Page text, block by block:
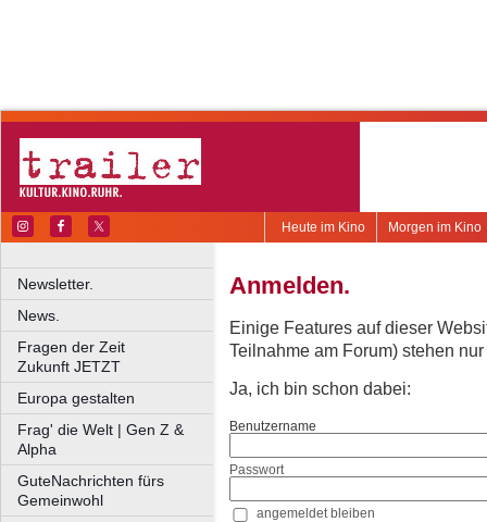
Morgen im Kino
Heute im Kino
Newsletter.
News.
Fragen der Zeit
Zukunft JETZT
Europa gestalten
Frag' die Welt | Gen Z &
Alpha
GuteNachrichten fürs
Gemeinwohl
Anmelden.
Einige Features auf dieser
Teilnahme am Forum) stehen
Ja, ich bin schon dabei:
Benutzername
Passwort
angemeldet bleiben